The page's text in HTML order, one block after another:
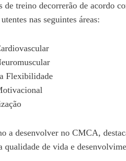
de treino decorrerão de acordo
nas seguintes áreas:
Flexibilidade
a desenvolver no CMCA,
qualidade de vida e